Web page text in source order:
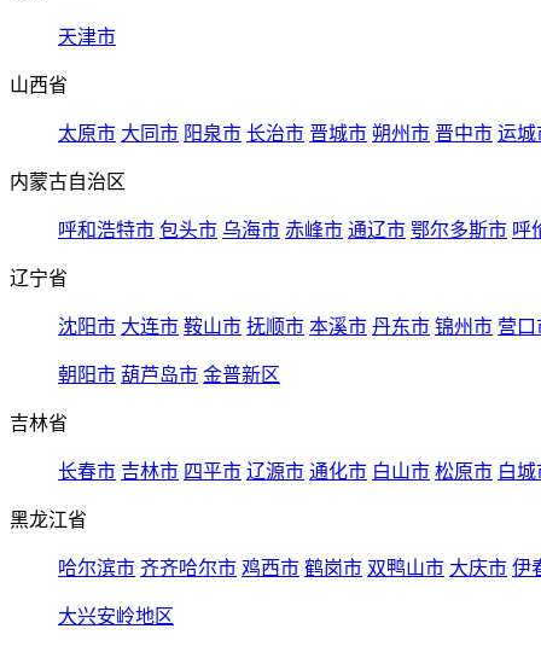
天津市
山西省
太原市 大同市 阳泉市 长治市 晋城市 朔州市 晋中市 运城
内蒙古自治区
呼和浩特市 包头市 乌海市 赤峰市 通辽市 鄂尔多斯市 呼
辽宁省
沈阳市 大连市 鞍山市 抚顺市 本溪市 丹东市 锦州市 营口
朝阳市 葫芦岛市 金普新区
吉林省
长春市 吉林市 四平市 辽源市 通化市 白山市 松原市 白城
黑龙江省
哈尔滨市 齐齐哈尔市 鸡西市 鹤岗市 双鸭山市 大庆市 伊
大兴安岭地区